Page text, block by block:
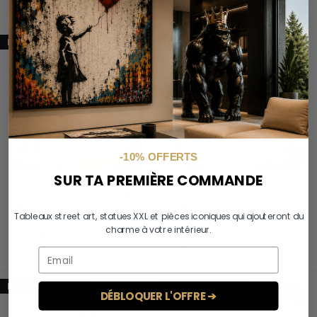
Economisez 25%
réduit
€59,90
Prix
€79,90
Economisez 25%
Prix
réduit
A partir de
€59,90
Economisez 17% Economisez 17%
-10% OFFERTS
SUR TA PREMIÈRE COMMANDE
Tableaux street art, statues XXL et pièces iconiques qui ajouteront du
charme à votre intérieur.
DÉBLOQUER L'OFFRE ➔